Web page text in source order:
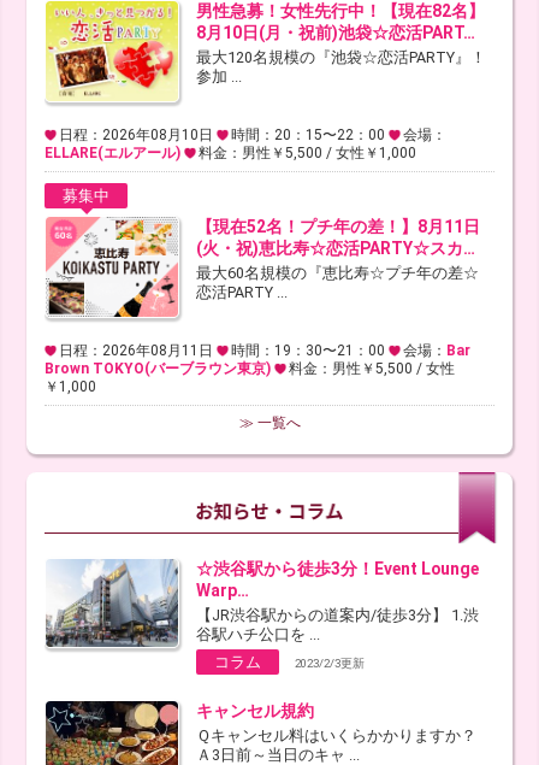
男性急募！女性先行中！【現在82名】
8月10日(月・祝前)池袋☆恋活PART…
最大120名規模の『池袋☆恋活PARTY』！
参加 ...
日程：2026年08月10日 時間：20：15〜22：00
会場：
ELLARE(エルアール)
料金：男性￥5,500 / 女性￥1,000
募集中
【現在52名！プチ年の差！】8月11日
(火・祝)恵比寿☆恋活PARTY☆スカ…
最大60名規模の『恵比寿☆プチ年の差☆
恋活PARTY ...
日程：2026年08月11日 時間：19：30〜21：00 会場： Bar
Brown TOKYO(バーブラウン東京)
料金：男性￥5,500 / 女性
￥1,000
≫ 一覧へ
☆渋谷駅から徒歩3分！Event Lounge
Warp…
【JR渋谷駅からの道案内/徒歩3分】 1.渋
谷駅ハチ公口を ...
コラム
2023/2/3更新
キャンセル規約
Ｑキャンセル料はいくらかかりますか？
Ａ3日前～当日のキャ ...